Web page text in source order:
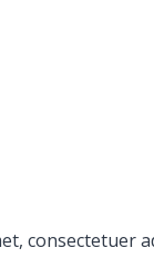
consectetuer